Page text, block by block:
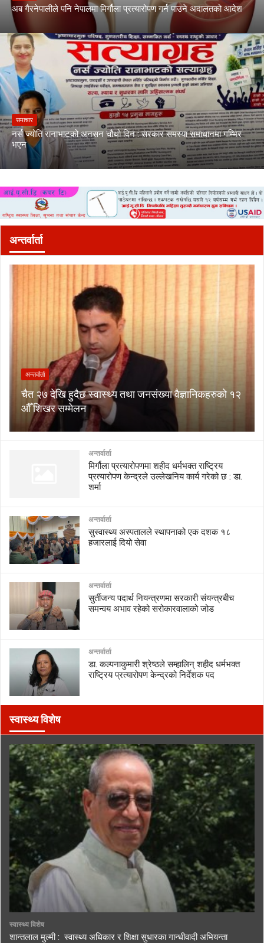
अब गैरनेपालीले पनि नेपालमा मिर्गौला प्रत्यारोपण गर्न पाउने अदालतको आदेश
समाचार
नर्स ज्योति रानाभाटको अनसन चौथो दिन : सरकार समस्या समाधानमा गम्भिर
भएन
अन्तर्वार्ता
अन्तर्वार्ता
चैत २७ देखि हुदैछ स्वास्थ्य तथा जनसंख्या वैज्ञानिकहरुको १२
औँ शिखर सम्मेलन
अन्तर्वार्ता
मिर्गौला प्रत्यारोपणमा शहीद धर्मभक्त राष्ट्रिय
प्रत्यारोपण केन्द्रले उल्लेखनिय कार्य गरेको छ : डा.
शर्मा
अन्तर्वार्ता
सुस्वास्थ्य अस्पतालले स्थापनाको एक दशक १८
हजारलाई दियो सेवा
अन्तर्वार्ता
सुर्तीजन्य पदार्थ नियन्त्रणमा सरकारी संयन्त्रबीच
समन्वय अभाव रहेको सरोकारवालाको जोड
अन्तर्वार्ता
डा. कल्पनाकुमारी श्रेष्ठले सम्हालिन् शहीद धर्मभक्त
राष्ट्रिय प्रत्यारोपण केन्द्रको निर्देशक पद
स्वास्थ्य विशेष
स्वास्थ्य विशेष
शान्तलाल मुल्मी : स्वास्थ्य अधिकार र शिक्षा सुधारका गान्धीवादी अभियन्ता